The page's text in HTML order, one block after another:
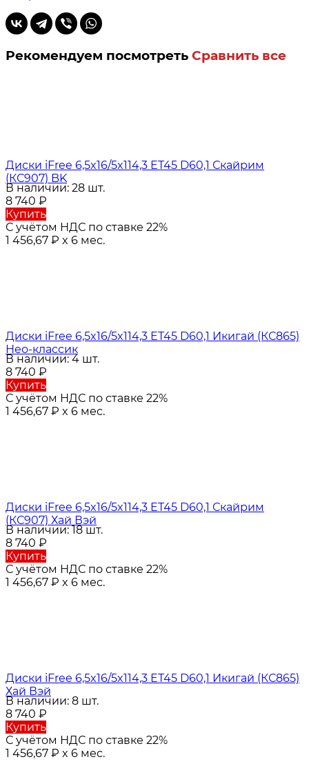
Рекомендуем посмотреть Сравнить все
Диски iFree 6,5x16/5x114,3 ET45 D60,1 Скайрим
(КС907) BK
В наличии: 28 шт.
8 740 ₽
Купить
С учётом НДС по ставке 22%
1 456,67 ₽ x 6 мес.
Диски iFree 6,5x16/5x114,3 ET45 D60,1 Икигай (КС865)
Нео-классик
В наличии: 4 шт.
8 740 ₽
Купить
С учётом НДС по ставке 22%
1 456,67 ₽ x 6 мес.
Диски iFree 6,5x16/5x114,3 ET45 D60,1 Скайрим
(КС907) Хай Вэй
В наличии: 18 шт.
8 740 ₽
Купить
С учётом НДС по ставке 22%
1 456,67 ₽ x 6 мес.
Диски iFree 6,5x16/5x114,3 ET45 D60,1 Икигай (КС865)
Хай Вэй
В наличии: 8 шт.
8 740 ₽
Купить
С учётом НДС по ставке 22%
1 456,67 ₽ x 6 мес.